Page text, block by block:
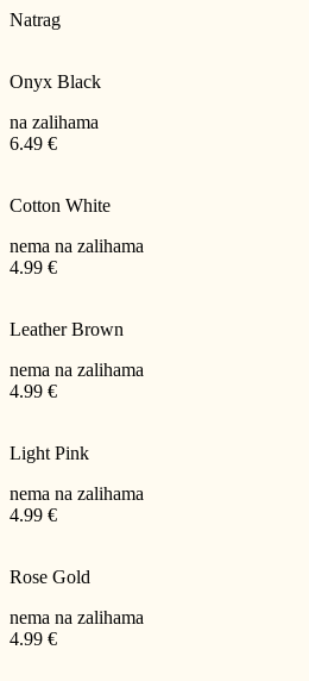
Natrag
Onyx Black
na zalihama
6.49 €
Cotton White
nema na zalihama
4.99 €
Leather Brown
nema na zalihama
4.99 €
Light Pink
nema na zalihama
4.99 €
Rose Gold
nema na zalihama
4.99 €